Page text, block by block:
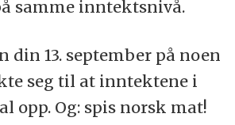
samme inntektsnivå.
din 13. september på noen
seg til at inntektene i
opp. Og: spis norsk mat!